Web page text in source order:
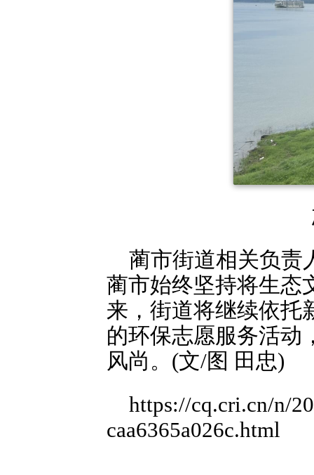
蔺市街道相关负责
蔺市始终坚持将生态
来，街道将继续依托
的环保志愿服务活动
风尚。(文/图 田忠)
https://cq.cri.cn/n/
caa6365a026c.html